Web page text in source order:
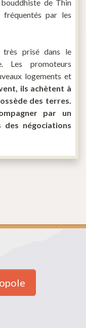
de Thin
fréquentés par les
très prisé dans le
Les promoteurs
logements et
ils achètent à
des terres.
par un
négociations